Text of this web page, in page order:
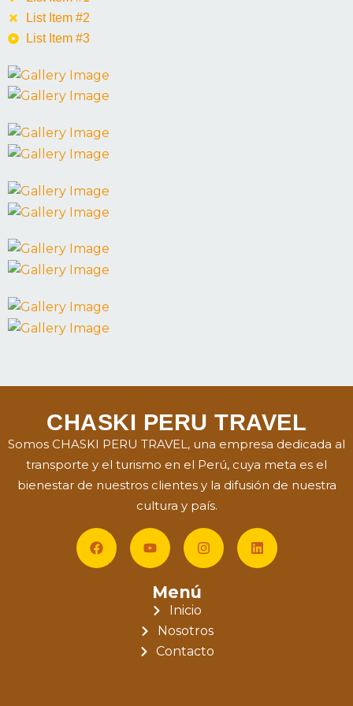
List Item #2
List Item #3
CHASKI PERU TRAVEL
Somos CHASKI PERU TRAVEL, una empresa dedicada al
transporte y el turismo en el Perú, cuya meta es el
bienestar de nuestros clientes y la difusión de nuestra
cultura y país.
Menú
Inicio
Nosotros
Contacto